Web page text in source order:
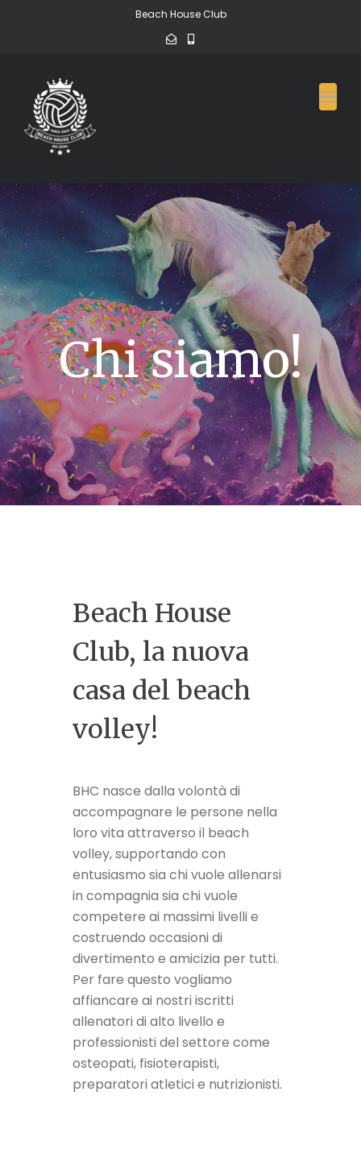
Beach House Club
Chi siamo!
Beach House
Club, la nuova
casa del beach
volley!
BHC nasce dalla volontà di
accompagnare le persone nella
loro vita attraverso il beach
volley, supportando con
entusiasmo sia chi vuole allenarsi
in compagnia sia chi vuole
competere ai massimi livelli e
costruendo occasioni di
divertimento e amicizia per tutti.
Per fare questo vogliamo
affiancare ai nostri iscritti
allenatori di alto livello e
professionisti del settore come
osteopati, fisioterapisti,
preparatori atletici e nutrizionisti.